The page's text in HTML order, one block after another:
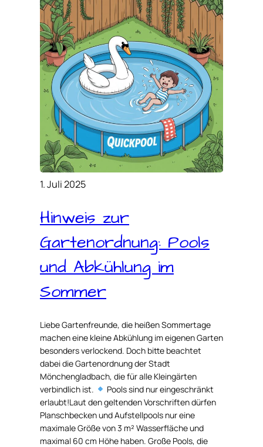
1. Juli 2025
Hinweis zur
Gartenordnung: Pools
und Abkühlung im
Sommer
Liebe Gartenfreunde, die heißen Sommertage
machen eine kleine Abkühlung im eigenen Garten
besonders verlockend. Doch bitte beachtet
dabei die Gartenordnung der Stadt
Mönchengladbach, die für alle Kleingärten
verbindlich ist.
Pools sind nur eingeschränkt
erlaubt!Laut den geltenden Vorschriften dürfen
Planschbecken und Aufstellpools nur eine
maximale Größe von 3 m² Wasserfläche und
maximal 60 cm Höhe haben. Große Pools, die